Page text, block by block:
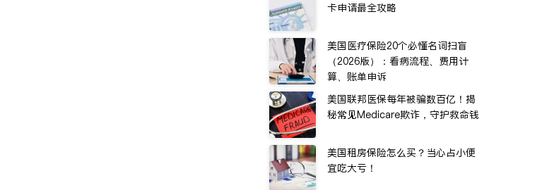
卡申请最全攻略
美国医疗保险20个必懂名词扫盲
（2026版）：看病流程、费用计
算、账单申诉
美国联邦医保每年被骗数百亿！揭
秘常见Medicare欺诈，守护救命钱
美国租房保险怎么买？当心占小便
宜吃大亏！